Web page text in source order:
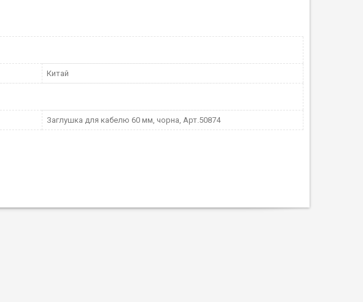
Китай
Заглушка для кабелю 60 мм, чорна, Арт.50874